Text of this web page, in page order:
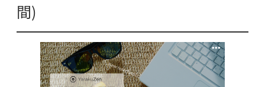
機
械
翻
訳
間)